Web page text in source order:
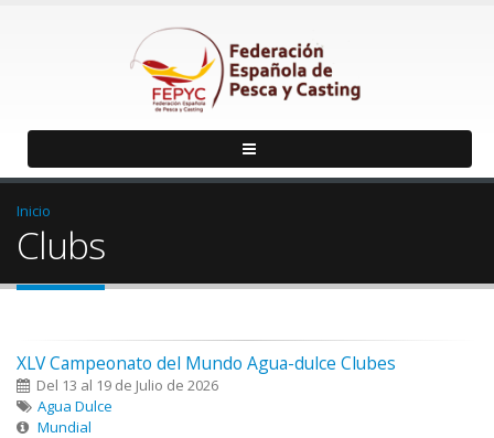
Inicio
Clubs
XLV Campeonato del Mundo Agua-dulce Clubes
Del 13 al 19 de Julio de 2026
Agua Dulce
Mundial